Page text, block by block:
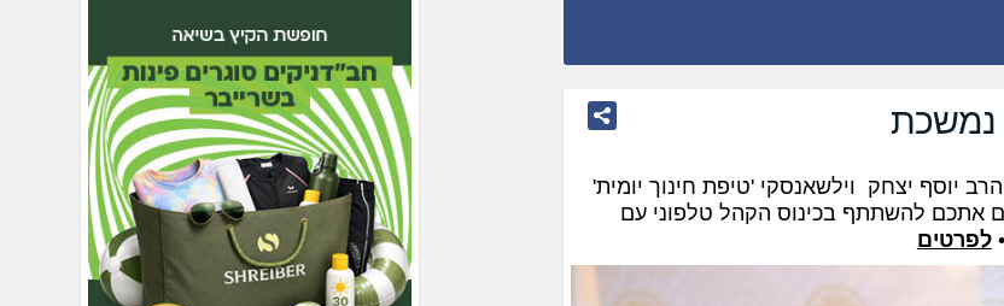
נמשכת
יוסף יצחק וילשאנסקי 'טיפת חינוך יומית'
אתכם להשתתף בכינוס הקהל טלפוני עם
לפרטים